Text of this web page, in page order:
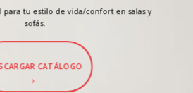
para tu estilo de vida/confort en salas y
sofás.
CATÁLOGO